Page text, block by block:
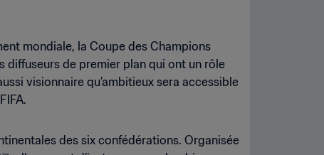
mondiale, la Coupe des Champions
diffuseurs de premier plan qui ont un rôle
visionnaire qu’ambitieux sera accessible
des six confédérations. Organisée